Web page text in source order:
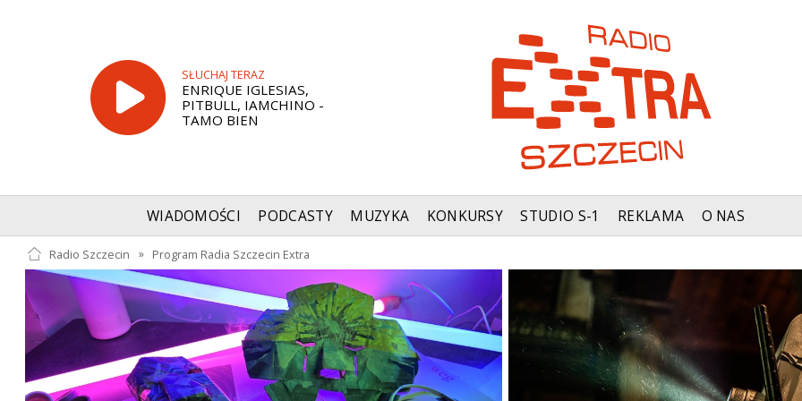
SŁUCHAJ TERAZ
ENRIQUE IGLESIAS,
PITBULL, IAMCHINO -
TAMO BIEN
WIADOMOŚCI PODCASTY MUZYKA KONKURSY STUDIO S-1 REKLAMA O NAS
Radio Szczecin » Program Radia Szczecin Extra